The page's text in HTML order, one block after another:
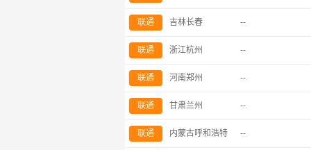
联通 吉林长春 --
联通 浙江杭州 --
联通 河南郑州 --
联通 甘肃兰州 --
联通 内蒙古呼和浩特 --